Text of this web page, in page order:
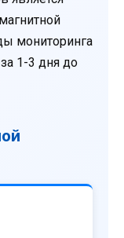
мониторинга
1-3 дня до